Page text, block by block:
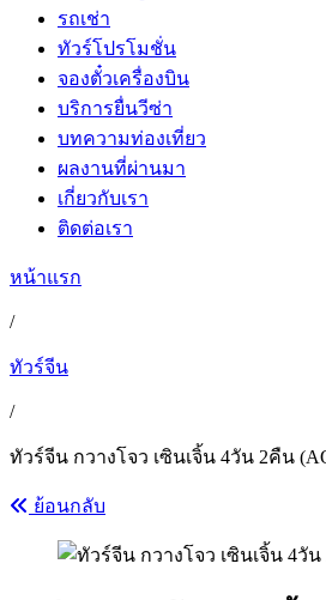
รถเช่า
ทัวร์โปรโมชั่น
จองตั๋วเครื่องบิน
บริการยื่นวีซ่า
บทความท่องเที่ยว
ผลงานที่ผ่านมา
เกี่ยวกับเรา
ติดต่อเรา
หน้าแรก
/
ทัวร์จีน
/
ทัวร์จีน กวางโจว เซินเจิ้น 4วัน 2คืน
ย้อนกลับ